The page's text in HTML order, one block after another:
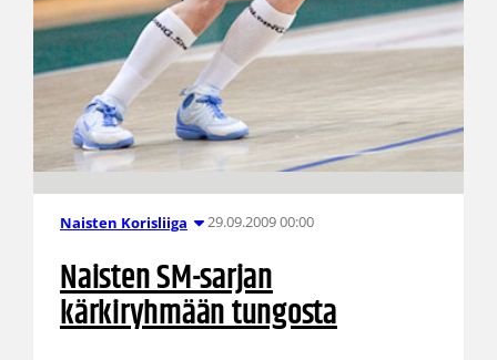
Naisten Korisliiga 29.09.2009 00:00
Naisten SM-sarjan
kärkiryhmään tungosta